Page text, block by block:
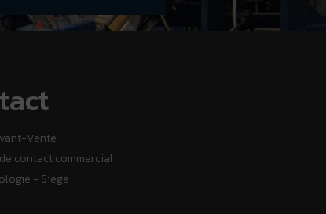
Vente
contact commercial
- Siège